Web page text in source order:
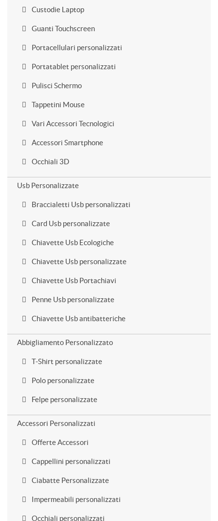
Custodie Laptop
Guanti Touchscreen
Portacellulari personalizzati
Portatablet personalizzati
Pulisci Schermo
Tappetini Mouse
Vari Accessori Tecnologici
Accessori Smartphone
Occhiali 3D
Usb Personalizzate
Braccialetti Usb personalizzati
Card Usb personalizzate
Chiavette Usb Ecologiche
Chiavette Usb personalizzate
Chiavette Usb Portachiavi
Penne Usb personalizzate
Chiavette Usb antibatteriche
Abbigliamento Personalizzato
T-Shirt personalizzate
Polo personalizzate
Felpe personalizzate
Accessori Personalizzati
Offerte Accessori
Cappellini personalizzati
Ciabatte Personalizzate
Impermeabili personalizzati
Occhiali personalizzati